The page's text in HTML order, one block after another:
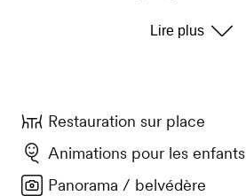
Restauration sur place
Animations pour les enfants
Panorama / belvédère